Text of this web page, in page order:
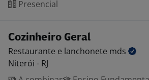
Presencial
Cozinheiro Geral
Restaurante e lanchonete mds
Niterói - RJ